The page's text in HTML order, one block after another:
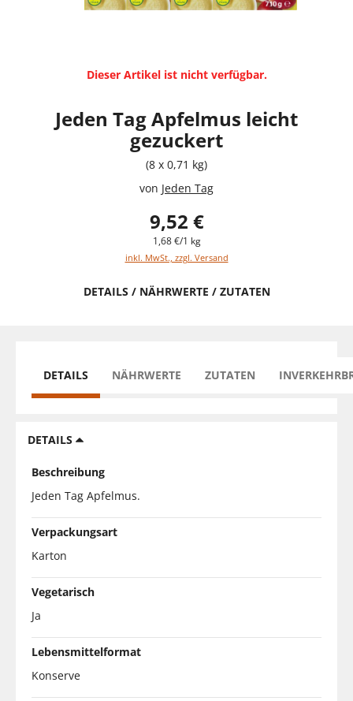
Dieser Artikel ist nicht verfügbar.
Jeden Tag Apfelmus leicht
gezuckert
(8 x 0,71 kg)
von Jeden Tag
9,52 €
1,68 €/1 kg
inkl. MwSt., zzgl. Versand
DETAILS / NÄHRWERTE / ZUTATEN
DETAILS NÄHRWERTE ZUTATEN
DETAILS
Beschreibung
Jeden Tag Apfelmus.
Verpackungsart
Karton
Vegetarisch
Ja
Lebensmittelformat
Konserve